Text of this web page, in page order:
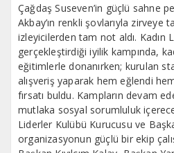
Çağdaş Suseven’in güçlü sahne
Akbay’ın renkli şovlarıyla zirveye
izleyicilerden tam not aldı. Kadın
gerçekleştirdiği iyilik kampında,
eğitimlerle donanırken; kurulan
alışveriş yaparak hem eğlendi
fırsatı buldu. Kampların devam
mutlaka sosyal sorumluluk
Liderler Kulübü Kurucusu ve
organizasyonun güçlü bir ekip